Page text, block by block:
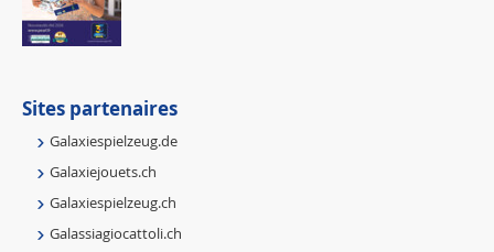
Sites partenaires
Galaxiespielzeug.de
Galaxiejouets.ch
Galaxiespielzeug.ch
Galassiagiocattoli.ch